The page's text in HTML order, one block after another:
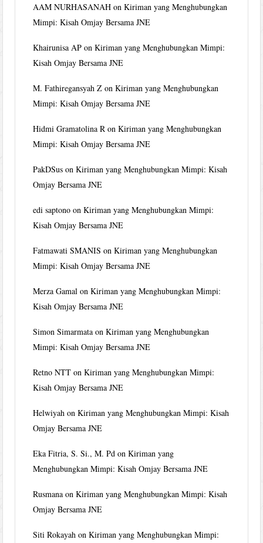
AAM NURHASANAH onKiriman yang Menghubungkan
Mimpi: Kisah Omjay Bersama JNE
Khairunisa AP onKiriman yang Menghubungkan Mimpi:
Kisah Omjay Bersama JNE
M. Fathiregansyah Z onKiriman yang Menghubungkan
Mimpi: Kisah Omjay Bersama JNE
Hidmi Gramatolina R onKiriman yang Menghubungkan
Mimpi: Kisah Omjay Bersama JNE
PakDSus onKiriman yang Menghubungkan Mimpi: Kisah
Omjay Bersama JNE
edi saptono onKiriman yang Menghubungkan Mimpi:
Kisah Omjay Bersama JNE
Fatmawati SMANIS onKiriman yang Menghubungkan
Mimpi: Kisah Omjay Bersama JNE
Merza Gamal onKiriman yang Menghubungkan Mimpi:
Kisah Omjay Bersama JNE
Simon Simarmata onKiriman yang Menghubungkan
Mimpi: Kisah Omjay Bersama JNE
Retno NTT onKiriman yang Menghubungkan Mimpi:
Kisah Omjay Bersama JNE
Helwiyah onKiriman yang Menghubungkan Mimpi: Kisah
Omjay Bersama JNE
Eka Fitria, S. Si., M. Pd onKiriman yang
Menghubungkan Mimpi: Kisah Omjay Bersama JNE
Rusmana onKiriman yang Menghubungkan Mimpi: Kisah
Omjay Bersama JNE
Siti Rokayah onKiriman yang Menghubungkan Mimpi: